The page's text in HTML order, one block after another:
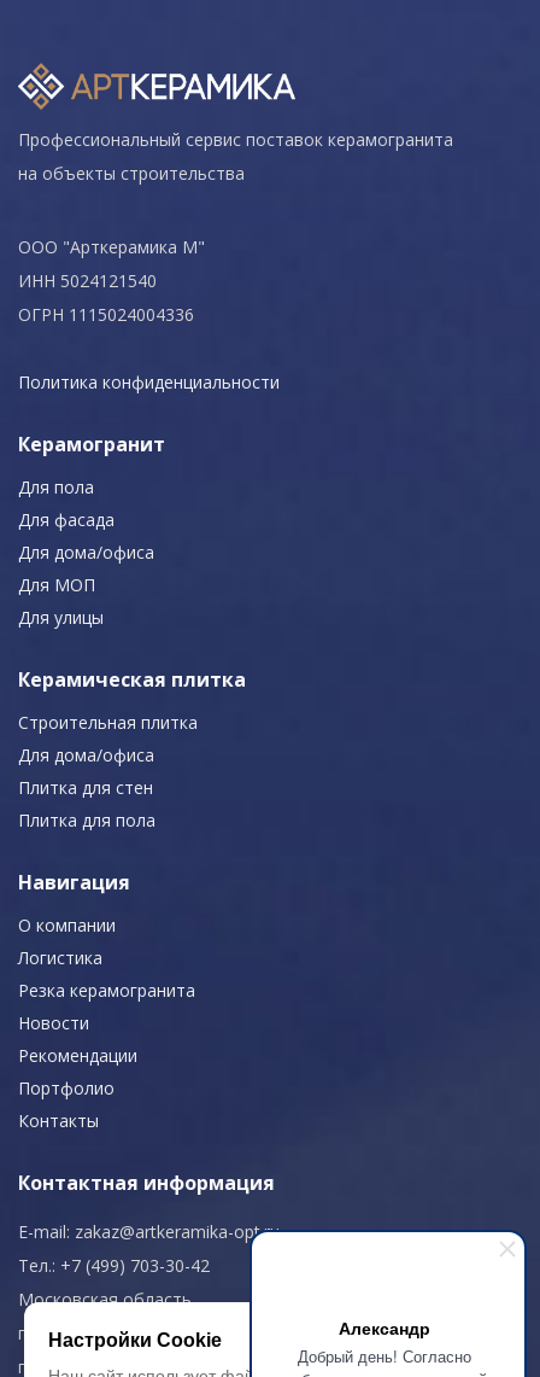
Александр
Добрый день! Согласно
Профессиональный сервис поставок керамогранита
на объекты строительства
ООО "Арткерамика М"
ИНН 5024121540
ОГРН 1115024004336
Политика конфиденциальности
Керамогранит
Для пола
Для фасада
Для дома/офиса
Для МОП
Для улицы
Керамическая плитка
Строительная плитка
Для дома/офиса
Плитка для стен
Плитка для пола
Навигация
О компании
Логистика
Резка керамогранита
Новости
Рекомендации
Портфолио
Контакты
Контактная информация
E-mail: zakaz@artkeramika-opt.ru
Тел.: +7 (499) 703-30-42
Московская область,
г. Красногорск
пн-чт: 09.00-18.00
Настройки Cookie